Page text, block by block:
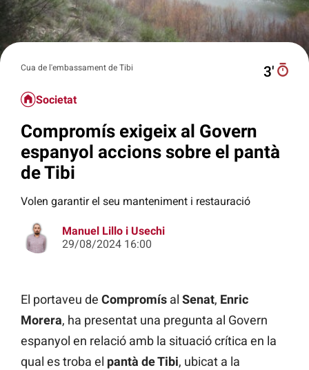
Cua de l'embassament de Tibi 3′
Societat
Compromís exigeix al Govern
espanyol accions sobre el pantà
de Tibi
Volen garantir el seu manteniment i restauració
Manuel Lillo i Usechi
29/08/2024 16:00
El portaveu de Compromís al Senat, Enric
Morera, ha presentat una pregunta al Govern
espanyol en relació amb la situació crítica en la
qual es troba el pantà de Tibi, ubicat a la